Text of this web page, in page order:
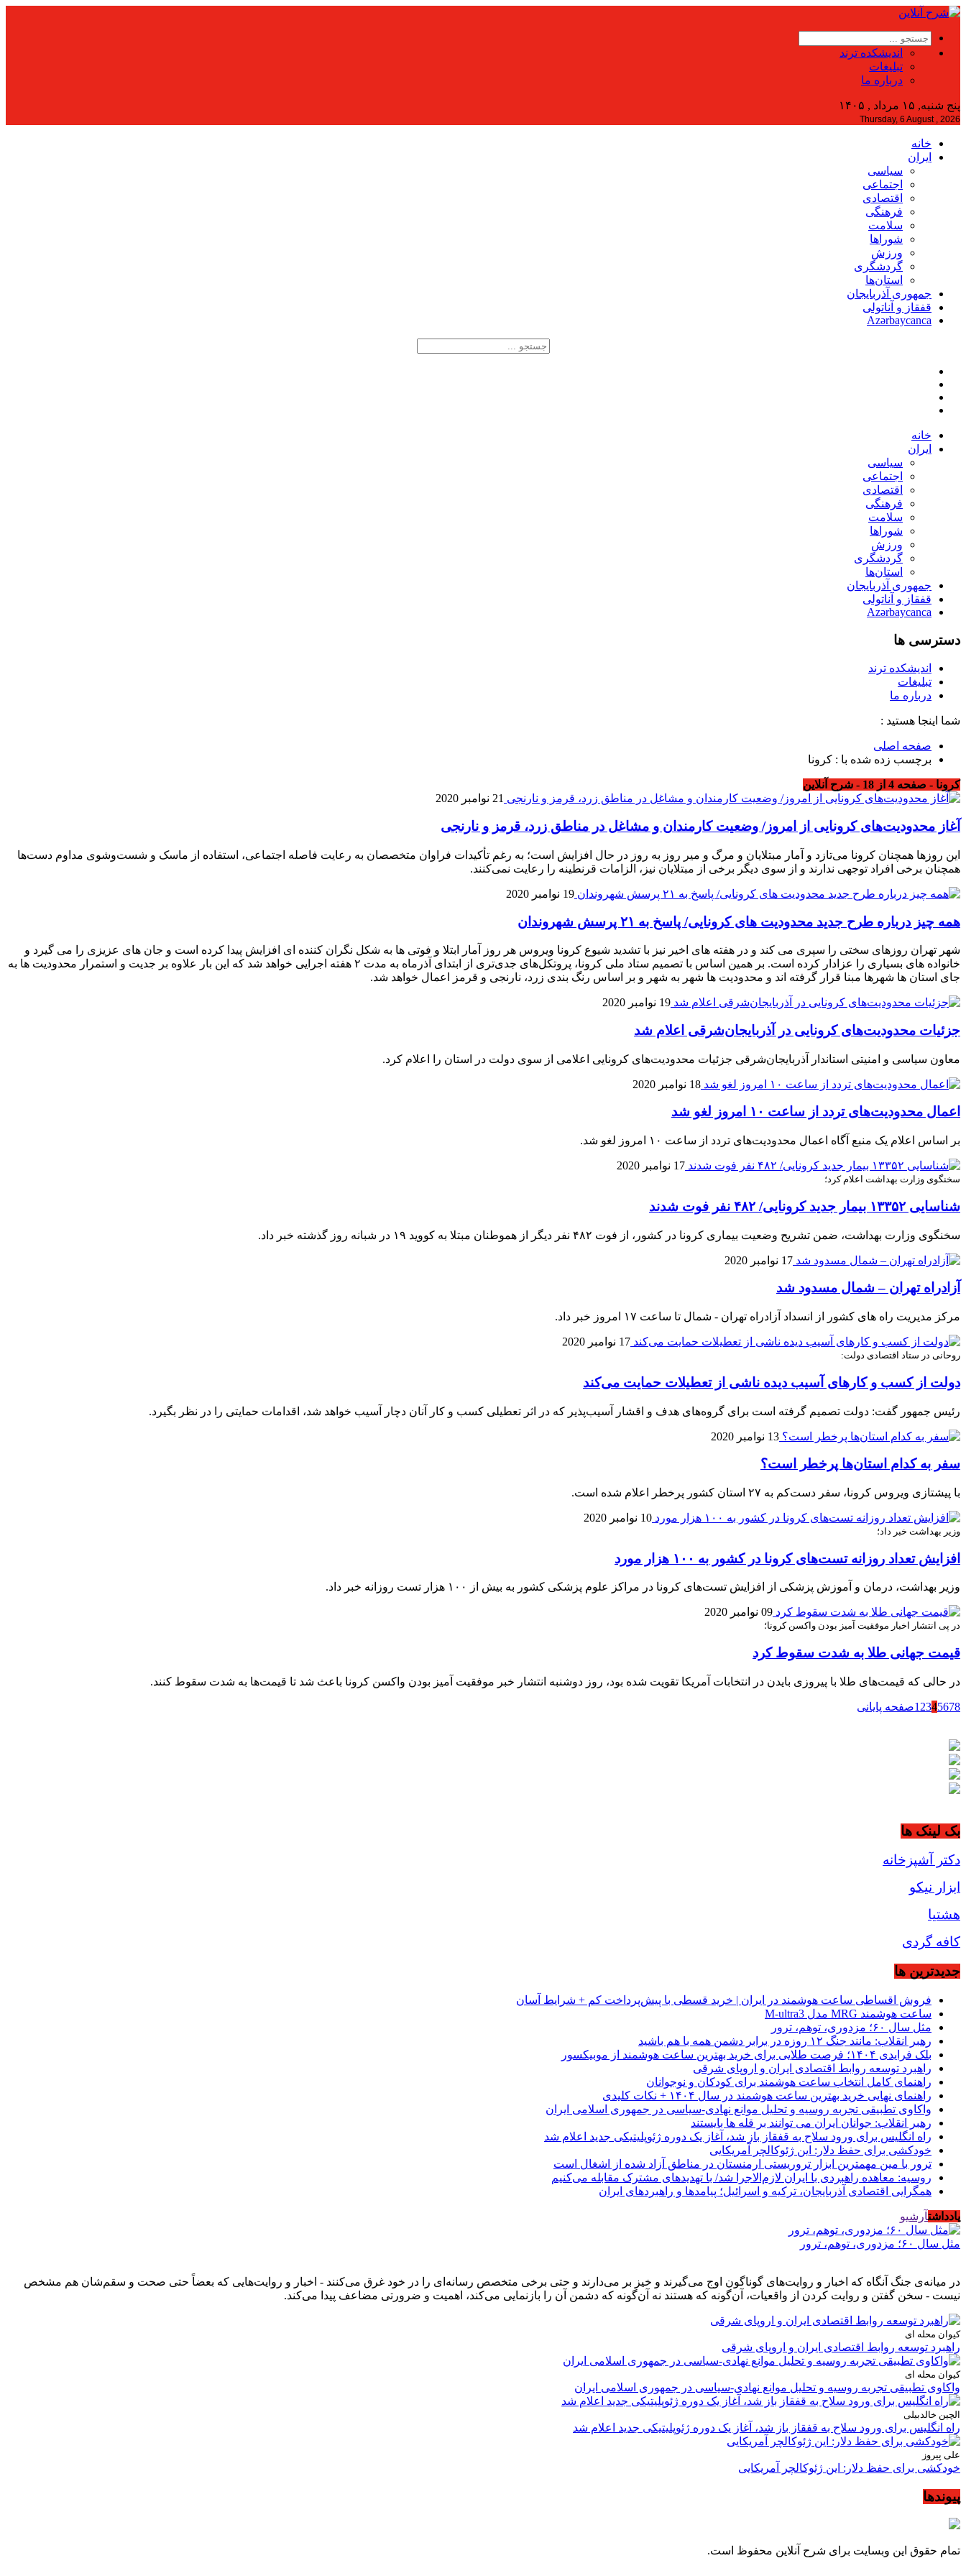
اندیشکده ترند
تبلیغات
درباره ما
پنج شنبه, ۱۵ مرداد , ۱۴۰۵
Thursday, 6 August , 2026
خانه
ایران
سیاسی
اجتماعی
اقتصادی
فرهنگی
سلامت
شوراها
ورزش
گردشگری
استان‌ها
جمهوری آذربایجان
قفقاز و آناتولی
Azərbaycanca
خانه
ایران
سیاسی
اجتماعی
اقتصادی
فرهنگی
سلامت
شوراها
ورزش
گردشگری
استان‌ها
جمهوری آذربایجان
قفقاز و آناتولی
Azərbaycanca
دسترسی ها
اندیشکده ترند
تبلیغات
درباره ما
شما اینجا هستید :
صفحه اصلی
برچسب زده شده با : کرونا
کرونا - صفحه 4 از 18 - شرح آنلاین
21 نوامبر 2020
آغاز محدودیت‌های کرونایی از امروز/ وضعیت کارمندان و مشاغل در مناطق زرد، قرمز و نارنجی
این روزها همچنان کرونا می‌تازد و آمار مبتلایان و مرگ و میر روز به روز در حال افزایش است؛ به رغم تأکیدات فراوان متخصصان به رعایت فاصله اجتماعی، استفاده از ماسک و شست‌وشوی مداوم دست‌ها
همچنان برخی افراد توجهی ندارند و از سوی دیگر برخی از مبتلایان نیز، الزامات قرنطینه را رعایت نمی‌کنند.
19 نوامبر 2020
همه چیز درباره طرح جدید محدودیت های کرونایی/ پاسخ به ۲۱ پرسش شهروندان
شهر تهران روزهای سختی را سپری می کند و در هفته های اخیر نیز با تشدید شیوع کرونا ویروس هر روز آمار ابتلا و فوتی ها به شکل نگران کننده ای افزایش پیدا کرده است و جان های عزیزی را می گیرد و
خانواده های بسیاری را عزادار کرده است. بر همین اساس با تصمیم ستاد ملی کرونا، پروتکل‌های جدی‌تری از ابتدای آذرماه به مدت ۲ هفته اجرایی خواهد شد که این بار علاوه بر جدیت و استمرار محدودیت ها به
جای استان ها شهرها مبنا قرار گرفته اند و محدودیت ها شهر به شهر و بر اساس رنگ بندی زرد، نارنجی و قرمز اعمال خواهد شد.
19 نوامبر 2020
جزئیات محدودیت‌های کرونایی در آذربایجان‌شرقی اعلام شد
معاون سیاسی و امنیتی استاندار آذربایجان‌شرقی جزئیات محدودیت‌های کرونایی اعلامی از سوی دولت در استان را اعلام کرد.
18 نوامبر 2020
اعمال محدودیت‌های تردد از ساعت ۱۰ امروز لغو شد
بر اساس اعلام یک منبع آگاه اعمال محدودیت‌های تردد از ساعت ۱۰ امروز لغو شد.
17 نوامبر 2020
سخنگوی وزارت بهداشت اعلام کرد؛
شناسایی ۱۳۳۵۲ بیمار جدید کرونایی/ ۴۸۲ نفر فوت شدند
سخنگوی وزارت بهداشت، ضمن تشریح وضعیت بیماری کرونا در کشور، از فوت ۴۸۲ نفر دیگر از هموطنان مبتلا به کووید ۱۹ در شبانه روز گذشته خبر داد.
17 نوامبر 2020
آزادراه تهران – شمال مسدود شد
مرکز مدیریت راه های کشور از انسداد آزادراه تهران - شمال تا ساعت ۱۷ امروز خبر داد.
17 نوامبر 2020
روحانی در ستاد اقتصادی دولت:
دولت از کسب و کارهای آسیب دیده ناشی از تعطیلات حمایت می‌کند
رئیس جمهور گفت: دولت تصمیم گرفته است برای گروه‌های هدف و اقشار آسیب‌پذیر که در اثر تعطیلی کسب و کار آنان دچار آسیب خواهد شد، اقدامات حمایتی را در نظر بگیرد.
13 نوامبر 2020
سفر به کدام استان‌ها پرخطر است؟
با پیشتازی ویروس کرونا، سفر دست‌کم به ۲۷ استان کشور پرخطر اعلام شده است.
10 نوامبر 2020
وزیر بهداشت خبر داد؛
افزایش تعداد روزانه تست‌های کرونا در کشور به ۱۰۰ هزار مورد
وزیر بهداشت، درمان و آموزش پزشکی از افزایش تست‌های کرونا در مراکز علوم پزشکی کشور به بیش از ۱۰۰ هزار تست روزانه خبر داد.
09 نوامبر 2020
در پی انتشار اخبار موفقیت آمیز بودن واکسن کرونا؛
قیمت جهانی طلا به شدت سقوط کرد
در حالی که قیمت‌های طلا با پیروزی بایدن در انتخابات آمریکا تقویت شده بود، روز دوشنبه انتشار خبر موفقیت آمیز بودن واکسن کرونا باعث شد تا قیمت‌ها به شدت سقوط کنند.
1 2345678 صفحه پایانی
بک لینک ها
دکتر آشپزخانه
ابزار نیکو
هشتیا
کافه گردی
جديدترين ها
فروش اقساطی ساعت هوشمند در ایران | خرید قسطی با پیش‌پرداخت کم + شرایط آسان
ساعت هوشمند MRG مدل M-ultra3
مثل سال ۶۰؛ مزدوری، توهم، ترور
رهبر انقلاب: مانند جنگ ۱۲ روزه در برابر دشمن همه با هم باشید
بلک فرایدی ۱۴۰۴؛ فرصت طلایی برای خرید بهترین ساعت هوشمند از موبیکسور
راهبرد توسعه روابط اقتصادی ایران و اروپای شرقی
راهنمای کامل انتخاب ساعت هوشمند برای کودکان و نوجوانان
راهنمای نهایی خرید بهترین ساعت هوشمند در سال ۱۴۰۴ + نکات کلیدی
واکاوی تطبیقی تجربه روسیه و تحلیل موانع نهادی-سیاسی در جمهوری اسلامی ایران
رهبر انقلاب: جوانان ایران می توانند بر قله ها بایستند
راه انگلیس برای ورود سلاح به قفقاز باز شد، آغاز یک دوره ژئوپلیتیکی جدید اعلام شد
خودکشی برای حفظ دلار: این ژئوکالچر آمریکایی
ترور با مین مهمترین ابزار تروریستی ارمنستان در مناطق آزاد شده از اشغال است
روسیه: معاهده راهبردی با ایران لازم‌الاجرا شد/ با تهدیدهای مشترک مقابله می‌کنیم
همگرایی اقتصادی آذربایجان، ترکیه و اسرائیل؛ پیامدها و راهبردهای ایران
یادداشتآرشیو
مثل سال ۶۰؛ مزدوری، توهم، ترور
در میانه‌ی جنگ آنگاه که اخبار و روایت‌های گوناگون اوج می‌گیرند و خیز بر می‌دارند و حتی برخی متخصص رسانه‌ای را در خود غرق می‌کنند - اخبار و روایت‌هایی که بعضاً حتی صحت و سقم‌شان هم مشخص
نیست - سخن گفتن و روایت کردن از واقعیات، آن‌گونه که هستند نه آن‌گونه که دشمن آن را بازنمایی می‌کند، اهمیت و ضرورتی مضاعف پیدا می‌کند.
کیوان محله ای
راهبرد توسعه روابط اقتصادی ایران و اروپای شرقی
کیوان محله ای
واکاوی تطبیقی تجربه روسیه و تحلیل موانع نهادی-سیاسی در جمهوری اسلامی ایران
الچین خالدبیلی
راه انگلیس برای ورود سلاح به قفقاز باز شد، آغاز یک دوره ژئوپلیتیکی جدید اعلام شد
علی پیروز
خودکشی برای حفظ دلار: این ژئوکالچر آمریکایی
پیوندها
تمام حقوق این وبسایت برای شرح آنلاین محفوظ است.